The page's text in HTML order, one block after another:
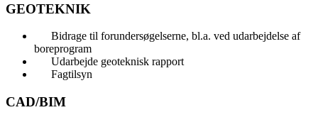
GEOTEKNIK
Bidrage til forundersøgelserne, bl.a. ved udarbejdelse af
boreprogram
Udarbejde geoteknisk rapport
Fagtilsyn
CAD/BIM